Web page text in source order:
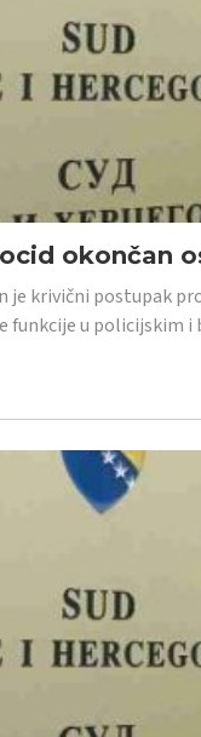
okončan
je krivični postupak
funkcije u policijskim